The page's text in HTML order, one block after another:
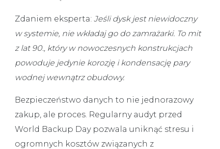
Zdaniem eksperta: Jeśli dysk jest niewidoczny
w systemie, nie wkładaj go do zamrażarki. To mit
z lat 90., który w nowoczesnych konstrukcjach
powoduje jedynie korozję i kondensację pary
wodnej wewnątrz obudowy.
Bezpieczeństwo danych to nie jednorazowy
zakup, ale proces. Regularny audyt przed
World Backup Daypozwala uniknąć stresu i
ogromnych kosztów związanych z